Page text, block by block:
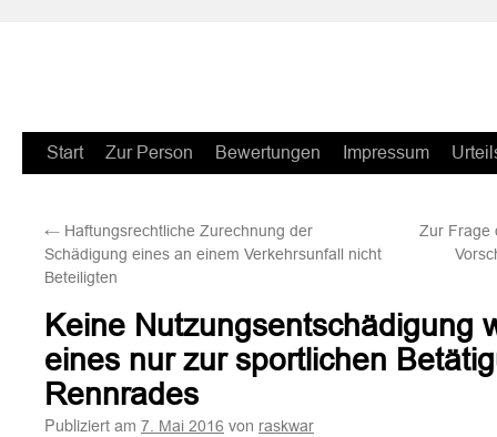
Zum
springen
Start Zur Person Bewertungen Impressum
← Haftungsrechtliche Zurechnung der
Schädigung eines an einem Verkehrsunfall nicht
Beteiligten
Zur Frage
Keine Nutzungsentschädigung
eines nur zur sportlichen
Rennrades
Publiziert am 7. Mai 2016 von raskwar